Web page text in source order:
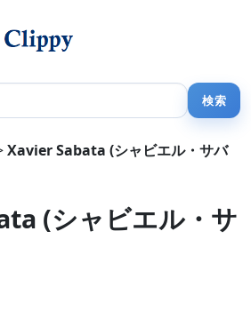
Xavier Sabata (シャビエル・サバ
(シャビエル・サ